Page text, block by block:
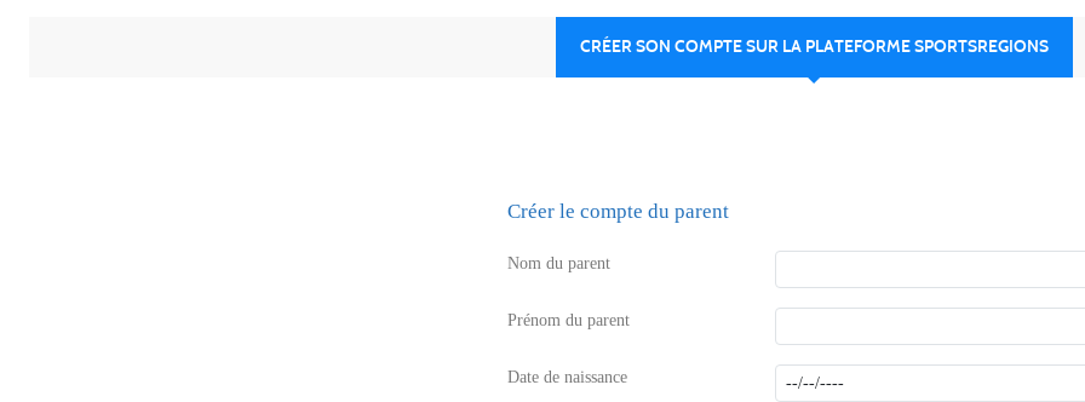
CRÉER SON COMPTE SUR LA PLATEFORME SPORTSREGIONS
Créer le compte du parent
Nom du parent
Prénom du parent
Date de naissance